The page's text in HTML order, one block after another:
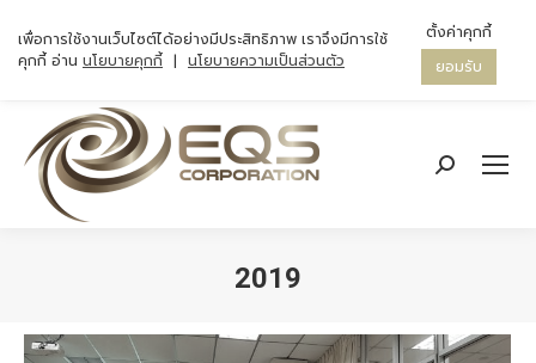
Search:
2019
เพื่อการใช้งานเว็บไซต์ได้อย่างมีประสิทธิภาพ เราจึงมีการใช้
คุกกี้ อ่าน นโยบายคุกกี้ | นโยบายความเป็นส่วนตัว
ตั้งค่าคุกกี้
ยอมรับ